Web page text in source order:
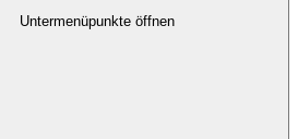
Untermenüpunkte öffnen